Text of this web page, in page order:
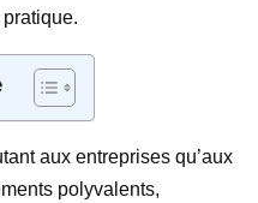
aux entreprises qu’aux
polyvalents,